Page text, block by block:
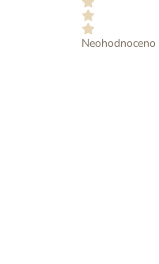
Průměrné
Neohodnoceno